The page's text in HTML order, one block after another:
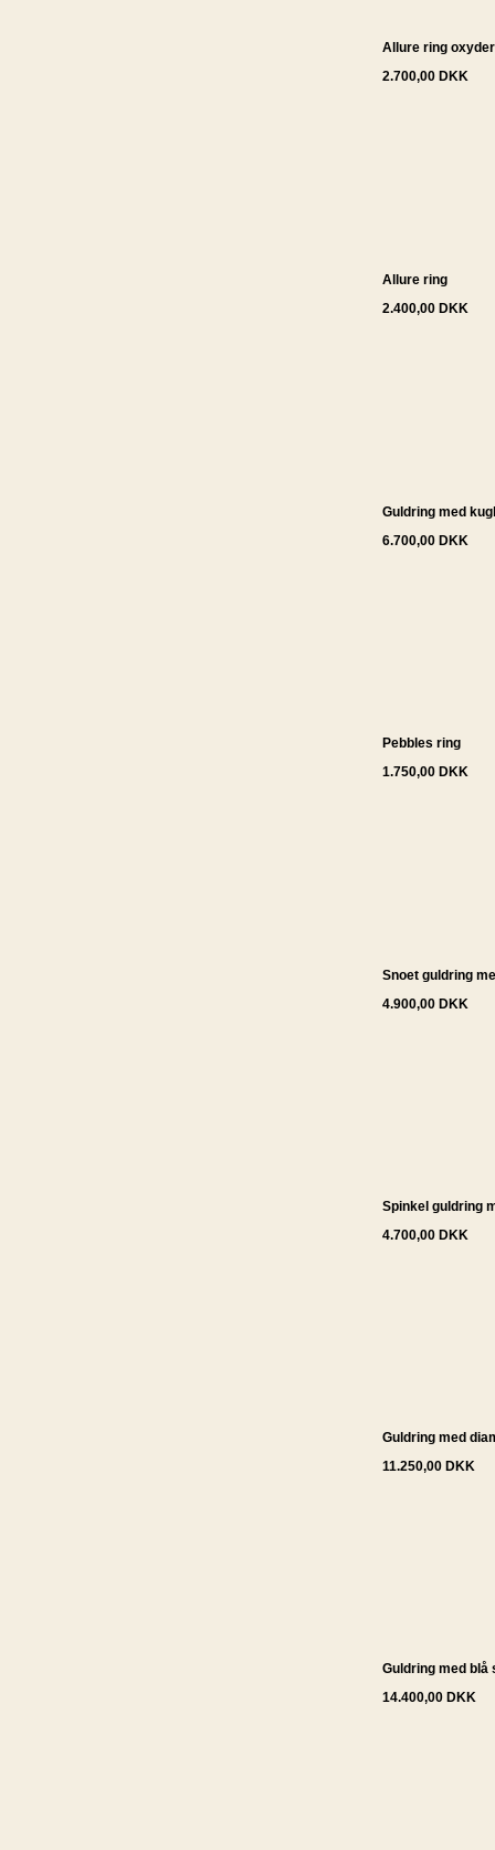
Allure ring
2.700,00 DKK
Allure ring
2.400,00 DKK
Guldring med
6.700,00 DKK
Pebbles ring
1.750,00 DKK
Snoet guldring
4.900,00 DKK
Spinkel guldring
4.700,00 DKK
Guldring med
11.250,00 DKK
Guldring med blå
14.400,00 DKK